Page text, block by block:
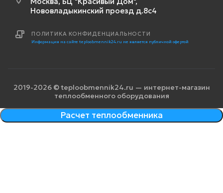
Нововладыкинский проезд д.8с4
ПОЛИТИКА КОНФИДЕНЦИАЛЬНОСТИ
Информация на сайте teploobmennik24.ru не является публичной офертой
2019-2026 © teploobmennik24.ru — интернет-магазин
теплообменного оборудования
Расчет теплообменника